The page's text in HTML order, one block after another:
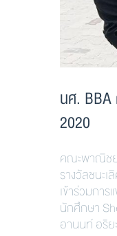
นศ. BBA
2020
คณะพาณิชย์
รางวัลชนะ
เข้าร่วมกา
นักศึกษา
อานนท์ อริ